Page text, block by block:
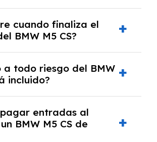
variar entre 10,000 y
Si excedes ese límite,
un cargo adicional.
cuando finaliza el
BMW M5 CS?
por uno nuevo o, en algunos
a un precio previamente
a todo riesgo del BMW
incluido?
a todo riesgo sin franquicia
de las cuotas mensuales.
entradas al
BMW M5 CS de